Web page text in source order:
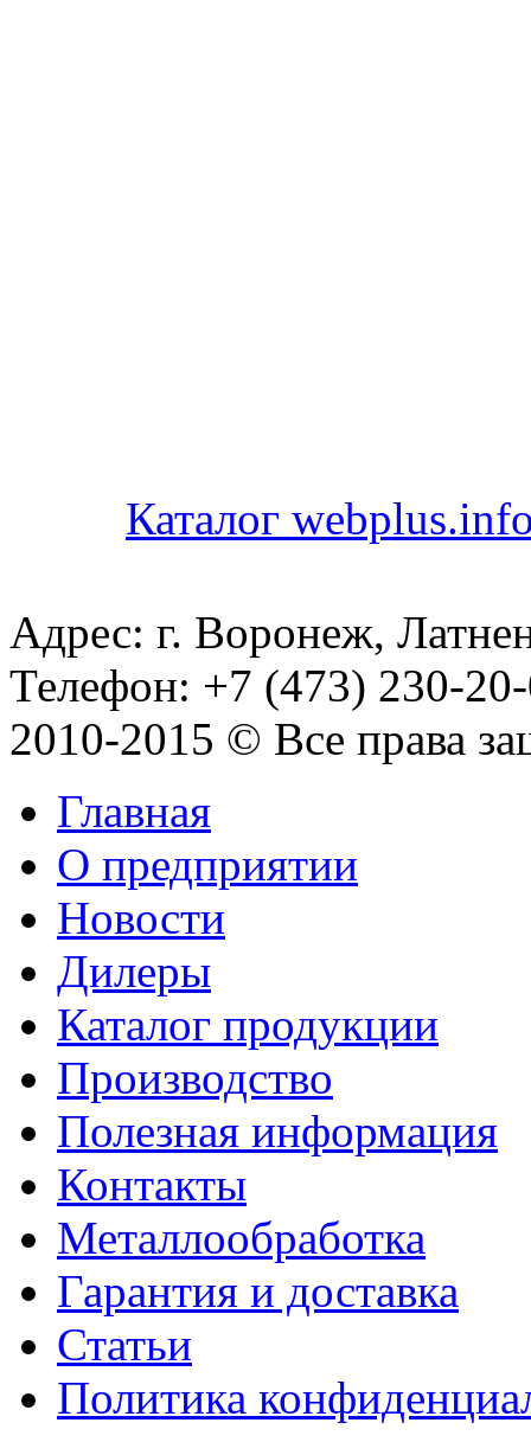
Каталог
Адрес: г. Воронеж,
Телефон: +7 (473) 230-
2010-2015 © Все права
Главная
О предприятии
Новости
Дилеры
Каталог продукции
Производство
Полезная информация
Контакты
Металлообработка
Гарантия и доставка
Статьи
Политика